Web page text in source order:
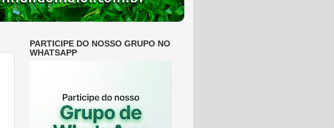
PARTICIPE DO NOSSO GRUPO NO
WHATSAPP